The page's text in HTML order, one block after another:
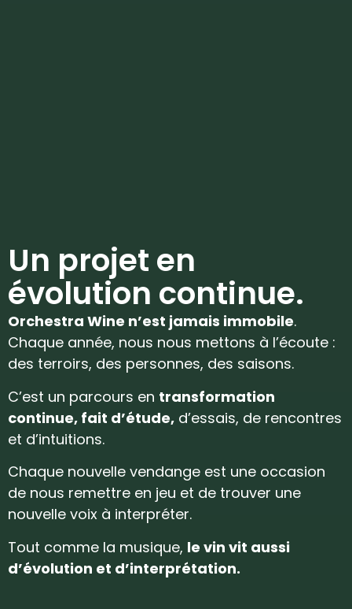
Un projet en
évolution continue.
Orchestra Wine n’est jamais immobile.
Chaque année, nous nous mettons à l’écoute :
des terroirs, des personnes, des saisons.
C’est un parcours en transformation
continue, fait d’étude, d’essais, de rencontres
et d’intuitions.
Chaque nouvelle vendange est une occasion
de nous remettre en jeu et de trouver une
nouvelle voix à interpréter.
Tout comme la musique, le vin vit aussi
d’évolution et d’interprétation.